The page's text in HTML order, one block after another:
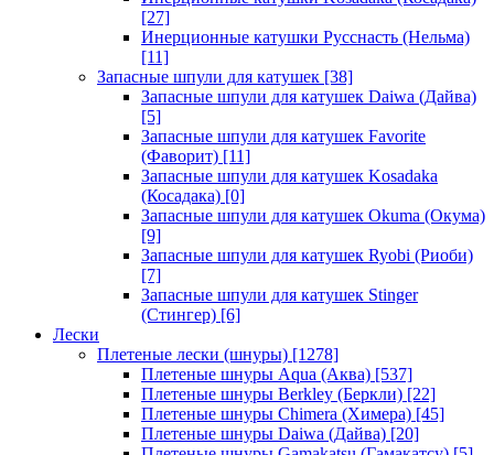
[27]
Инерционные катушки Русснасть (Нельма)
[11]
Запасные шпули для катушек [38]
Запасные шпули для катушек Daiwa (Дайва)
[5]
Запасные шпули для катушек Favorite
(Фаворит) [11]
Запасные шпули для катушек Kosadaka
(Косадака) [0]
Запасные шпули для катушек Okuma (Окума)
[9]
Запасные шпули для катушек Ryobi (Риоби)
[7]
Запасные шпули для катушек Stinger
(Стингер) [6]
Лески
Плетеные лески (шнуры) [1278]
Плетеные шнуры Aqua (Аква) [537]
Плетеные шнуры Berkley (Беркли) [22]
Плетеные шнуры Chimera (Химера) [45]
Плетеные шнуры Daiwa (Дайва) [20]